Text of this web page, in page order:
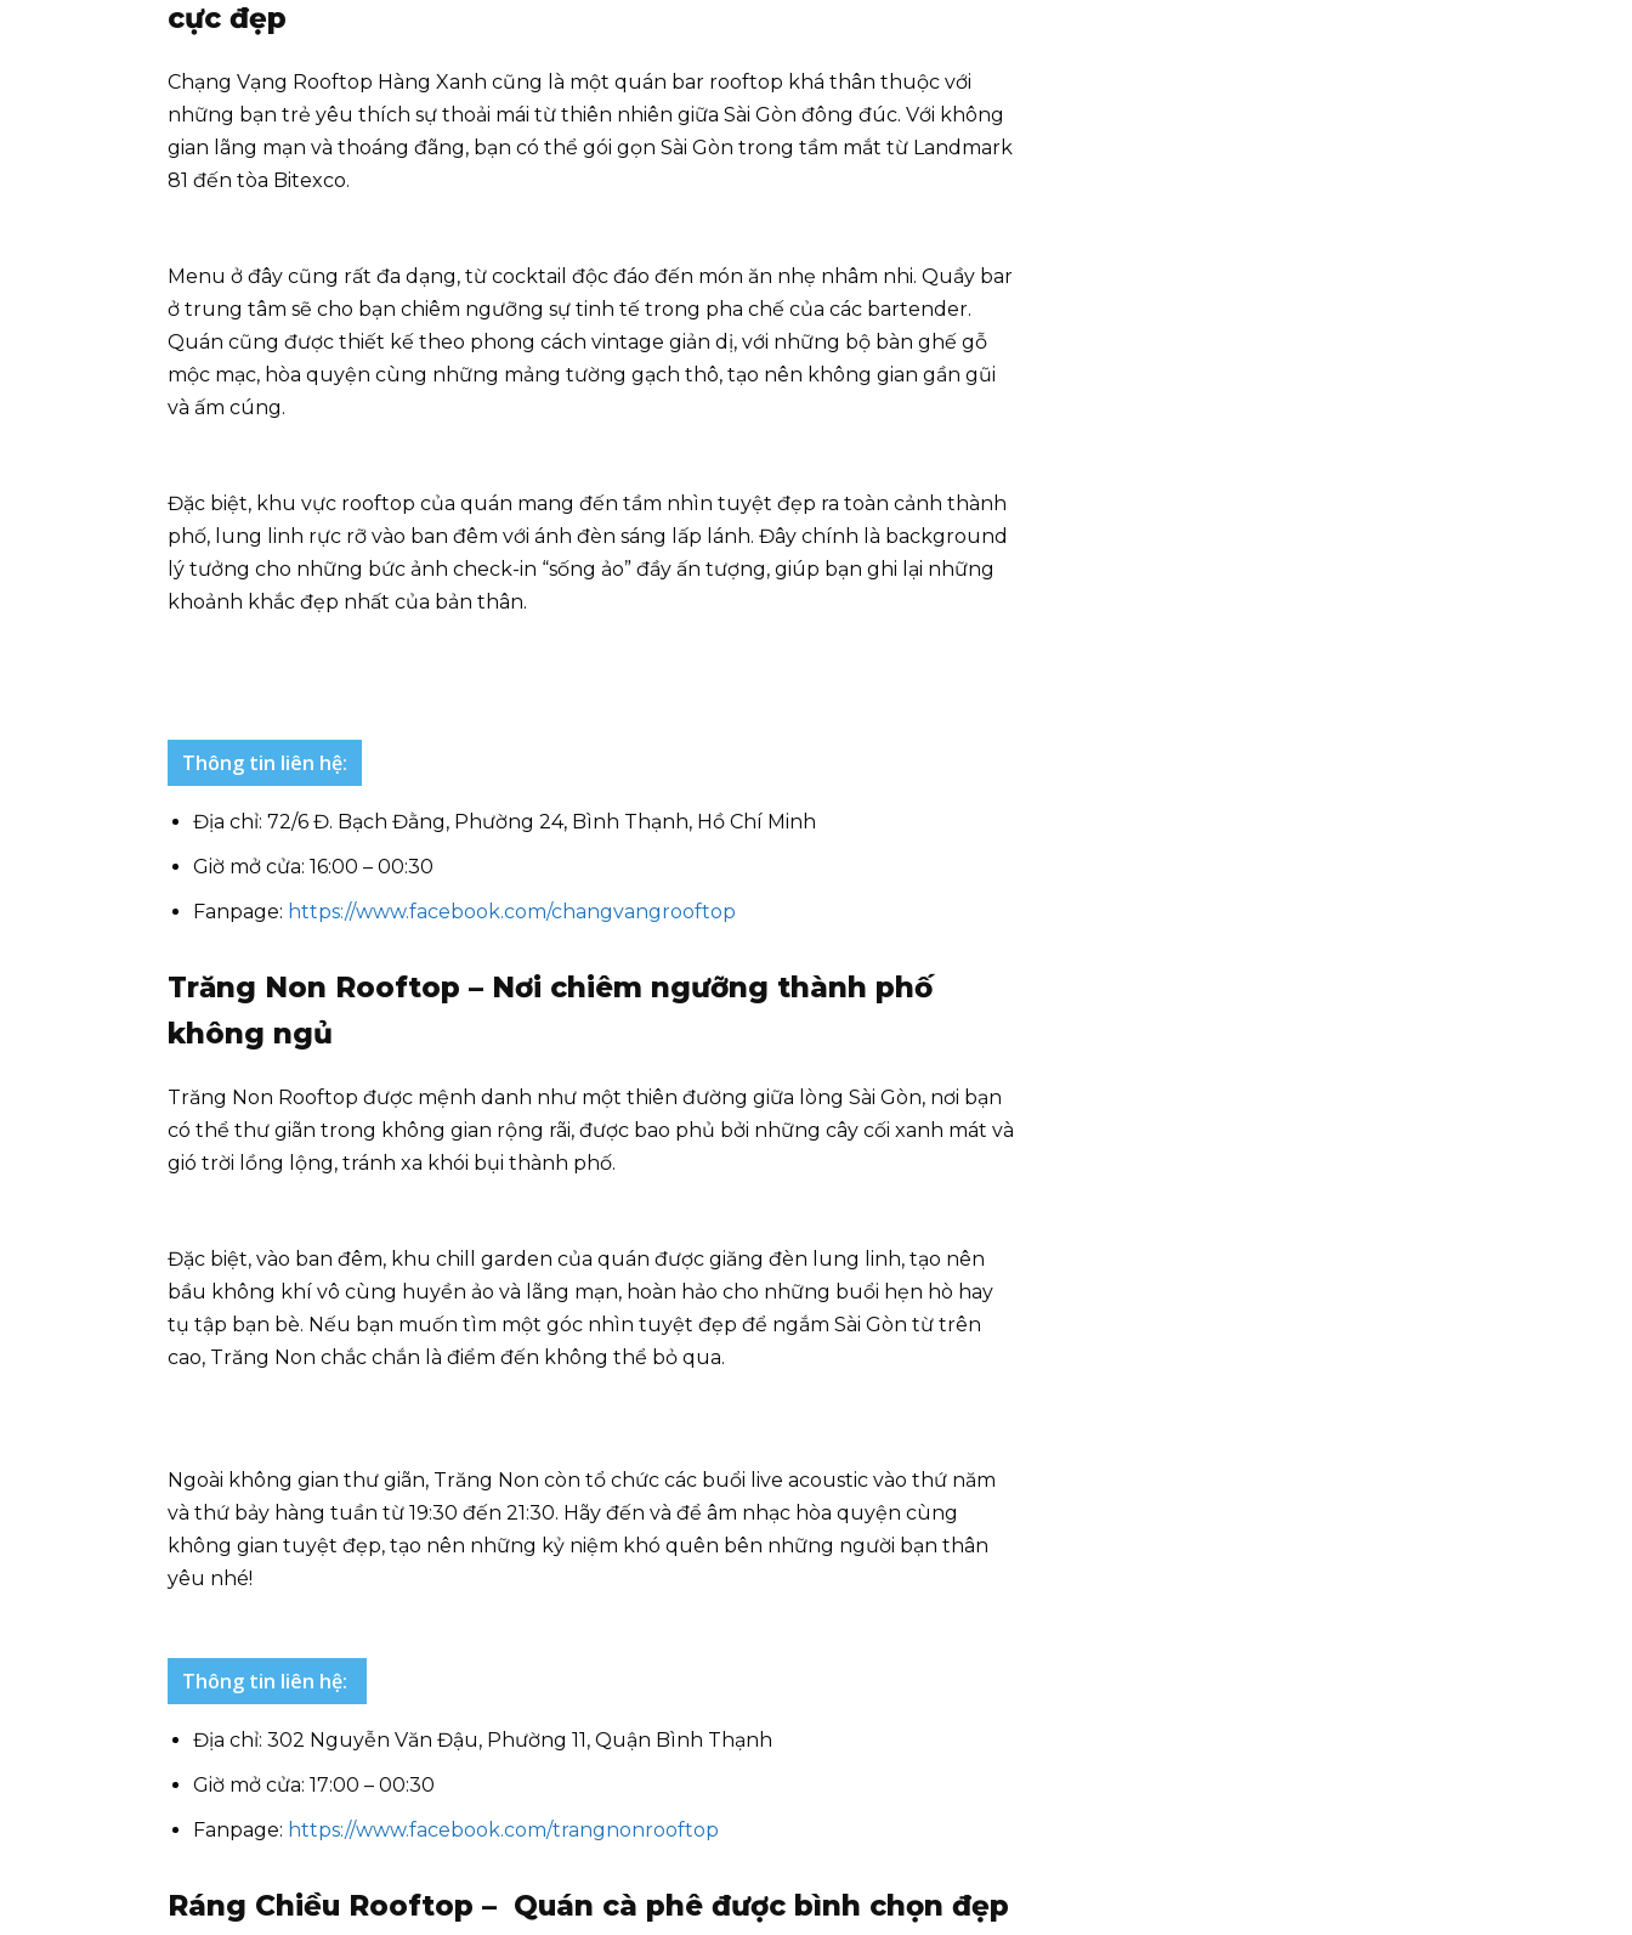
cực đẹp
Chạng Vạng Rooftop Hàng Xanh cũng là một quán bar rooftop khá thân thuộc với
những bạn trẻ yêu thích sự thoải mái từ thiên nhiên giữa Sài Gòn đông đúc. Với không
gian lãng mạn và thoáng đãng, bạn có thể gói gọn Sài Gòn trong tầm mắt từ Landmark
81 đến tòa Bitexco.
Menu ở đây cũng rất đa dạng, từ cocktail độc đáo đến món ăn nhẹ nhâm nhi. Quầy bar
ở trung tâm sẽ cho bạn chiêm ngưỡng sự tinh tế trong pha chế của các bartender.
Quán cũng được thiết kế theo phong cách vintage giản dị, với những bộ bàn ghế gỗ
mộc mạc, hòa quyện cùng những mảng tường gạch thô, tạo nên không gian gần gũi
và ấm cúng.
Đặc biệt, khu vực rooftop của quán mang đến tầm nhìn tuyệt đẹp ra toàn cảnh thành
phố, lung linh rực rỡ vào ban đêm với ánh đèn sáng lấp lánh. Đây chính là background
lý tưởng cho những bức ảnh check-in “sống ảo” đầy ấn tượng, giúp bạn ghi lại những
khoảnh khắc đẹp nhất của bản thân.
Thông tin liên hệ:
Địa chỉ: 72/6 Đ. Bạch Đằng, Phường 24, Bình Thạnh, Hồ Chí Minh
Giờ mở cửa: 16:00 – 00:30
Fanpage: https://www.facebook.com/changvangrooftop
Trăng Non Rooftop – Nơi chiêm ngưỡng thành phố
không ngủ
Trăng Non Rooftop được mệnh danh như một thiên đường giữa lòng Sài Gòn, nơi bạn
có thể thư giãn trong không gian rộng rãi, được bao phủ bởi những cây cối xanh mát và
gió trời lồng lộng, tránh xa khói bụi thành phố.
Đặc biệt, vào ban đêm, khu chill garden của quán được giăng đèn lung linh, tạo nên
bầu không khí vô cùng huyền ảo và lãng mạn, hoàn hảo cho những buổi hẹn hò hay
tụ tập bạn bè. Nếu bạn muốn tìm một góc nhìn tuyệt đẹp để ngắm Sài Gòn từ trên
cao, Trăng Non chắc chắn là điểm đến không thể bỏ qua.
Ngoài không gian thư giãn, Trăng Non còn tổ chức các buổi live acoustic vào thứ năm
và thứ bảy hàng tuần từ 19:30 đến 21:30. Hãy đến và để âm nhạc hòa quyện cùng
không gian tuyệt đẹp, tạo nên những kỷ niệm khó quên bên những người bạn thân
yêu nhé!
Thông tin liên hệ:
Địa chỉ: 302 Nguyễn Văn Đậu, Phường 11, Quận Bình Thạnh
Giờ mở cửa: 17:00 – 00:30
Fanpage: https://www.facebook.com/trangnonrooftop
Ráng Chiều Rooftop – Quán cà phê được bình chọn đẹp